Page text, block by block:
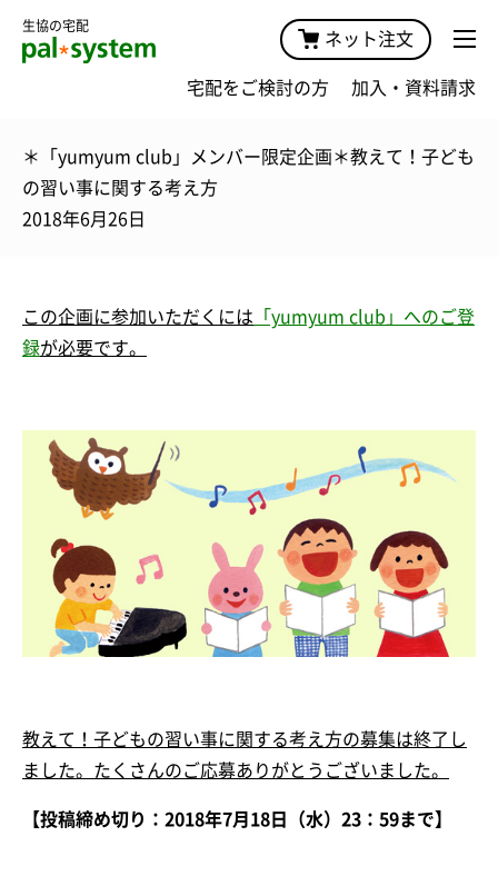
生協の宅配
ネット注文
宅配をご検討の方 加入・資料請求
＊「yumyum club」メンバー限定企画＊教えて！子ども
の習い事に関する考え方
2018年6月26日
この企画に参加いただくには 「yumyum club」へのご登
録が必要です。
教えて！子どもの習い事に関する考え方の募集は終了し
ました。たくさんのご応募ありがとうございました。
【投稿締め切り：2018年7月18日（水）23：59まで】